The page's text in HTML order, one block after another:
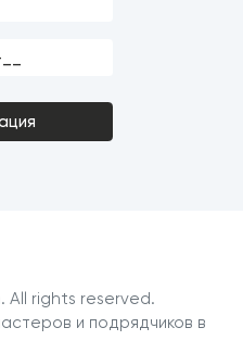
. All rights reserved.
и подрядчиков в